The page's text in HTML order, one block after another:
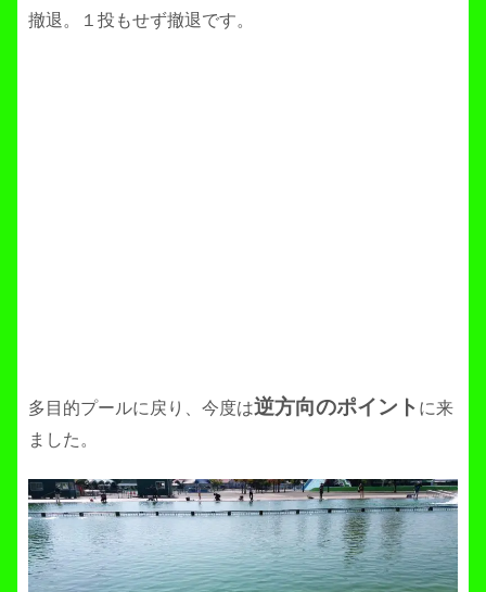
撤退。１投もせず撤退です。
多目的プールに戻り、今度は逆方向のポイント に来
ました。